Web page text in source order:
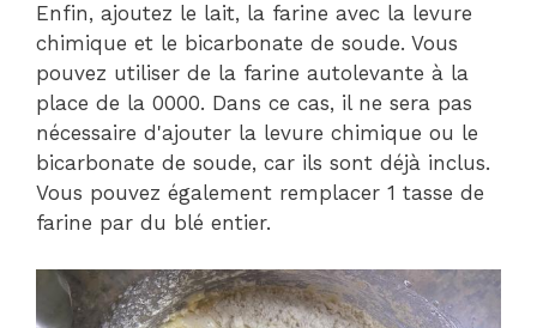
Enfin, ajoutez le lait, la farine avec la levure
chimique et le bicarbonate de soude. Vous
pouvez utiliser de la farine autolevante à la
place de la 0000. Dans ce cas, il ne sera pas
nécessaire d'ajouter la levure chimique ou le
bicarbonate de soude, car ils sont déjà inclus.
Vous pouvez également remplacer 1 tasse de
farine par du blé entier.